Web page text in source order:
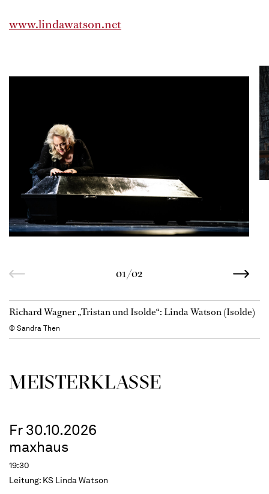
www.lindawatson.net
01/02
Richard Wagner „Tristan und Isolde“: Linda Watson (Isolde)
© Sandra Then
MEISTERKLASSE
Fr 30.10.2026
maxhaus
19:30
Leitung: KS Linda Watson